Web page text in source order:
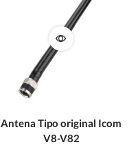
Antena Tipo original Icom
V8-V82